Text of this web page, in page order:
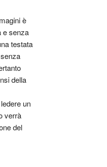
è
e senza
testata
della
un
verrà
del